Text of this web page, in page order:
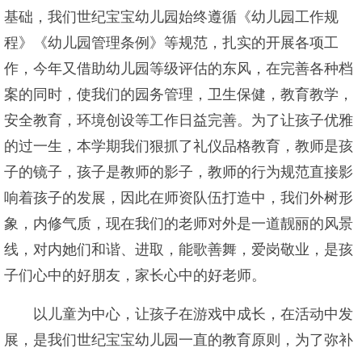
基础，我们世纪宝宝幼儿园始终遵循《幼儿园工作规
程》《幼儿园管理条例》等规范，扎实的开展各项工
作，今年又借助幼儿园等级评估的东风，在完善各种档
案的同时，使我们的园务管理，卫生保健，教育教学，
安全教育，环境创设等工作日益完善。为了让孩子优雅
的过一生，本学期我们狠抓了礼仪品格教育，教师是孩
子的镜子，孩子是教师的影子，教师的行为规范直接影
响着孩子的发展，因此在师资队伍打造中，我们外树形
象，内修气质，现在我们的老师对外是一道靓丽的风景
线，对内她们和谐、进取，能歌善舞，爱岗敬业，是孩
子们心中的好朋友，家长心中的好老师。
以儿童为中心，让孩子在游戏中成长，在活动中发
展，是我们世纪宝宝幼儿园一直的教育原则，为了弥补